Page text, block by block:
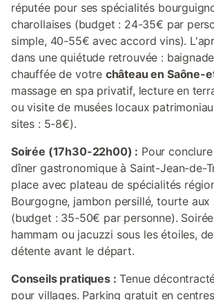
réputée pour ses spécialités
charollaises (budget : 24-35€ par
simple, 40-55€ avec accord vins).
dans une quiétude retrouvée :
chauffée de votre château en Saône-
massage en spa privatif, lecture en
ou visite de musées locaux
sites : 5-8€).
Soirée (17h30-22h00) : Pour
dîner gastronomique à Saint-Jean-de-
place avec plateau de spécialités
Bourgogne, jambon persillé, tourte aux
(budget : 35-50€ par personne).
hammam ou jacuzzi sous les étoiles,
détente avant le départ.
Conseils pratiques : Tenue
pour villages. Parking gratuit en